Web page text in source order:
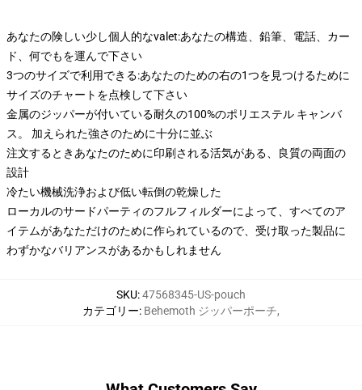
あなたの険しい少し個人的なvalet:あなたの構造、鉛筆、電話、カー
ド、何でもを運んで下さい
3つのサイズで利用できる:あなたのための右の1つを見つけるために
サイズのチャートを点検して下さい
金属のジッパーが付いている耐久の100%のポリエステル キャンバ
ス。 加えられた強さのために十分に並ぶ
注文するときあなたのために印刷される活気がある、良質の両面の
設計
冷たい機械洗浄および低い転倒の乾燥した
ローカルのサードパーティのフルフィルダーによって、すべてのア
イテムがあなただけのために作られているので、受け取った製品に
わずかなバリアンスがあるかもしれません
SKU:47568345-US-pouch
カテゴリー: Behemoth ジッパーポーチ,